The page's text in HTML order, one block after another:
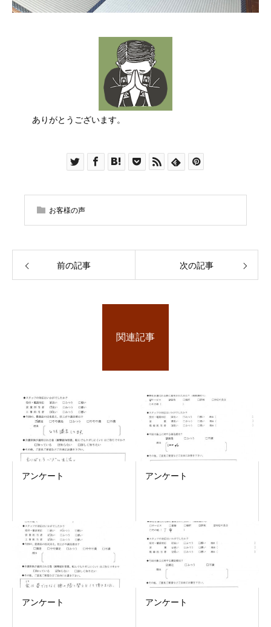
ありがとうございます。
お客様の声
前の記事 次の記事
関連記事
アンケート アンケート
アンケート アンケート